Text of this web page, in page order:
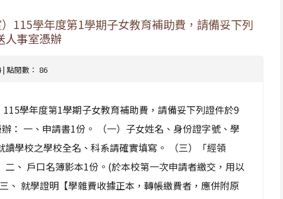
115學年度第1學期子女教育補助費，請備妥下列
人事室憑辦
| 點閱數： 86
115學年度第1學期子女教育補助費，請備妥下列證件於9
： 一、申請書1份。 （一）子女姓名、身份證字號、學
讀學校之學校全名、科系請確實填寫。 （三）「經領
二、 戶口名簿影本1份。(於本校第一次申請者繳交，用以
、 就學證明【學雜費收據正本，轉帳繳費者，應併附原